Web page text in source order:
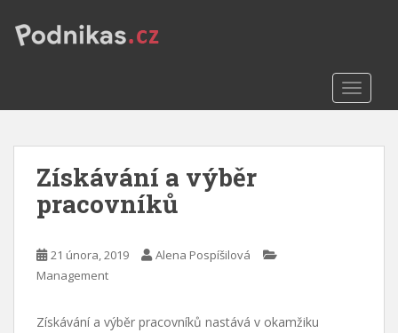
o
Získávání a výběr
pracovníků
21 února, 2019
Alena Pospíšilová
Management
Získávání a výběr pracovníků nastává v okamžiku